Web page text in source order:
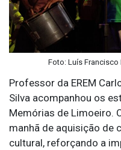
Foto: Luís Francisco
Professor da EREM
Silva acompanhou os
Memórias de Limoeiro.
manhã de aquisição de
cultural, reforçando a